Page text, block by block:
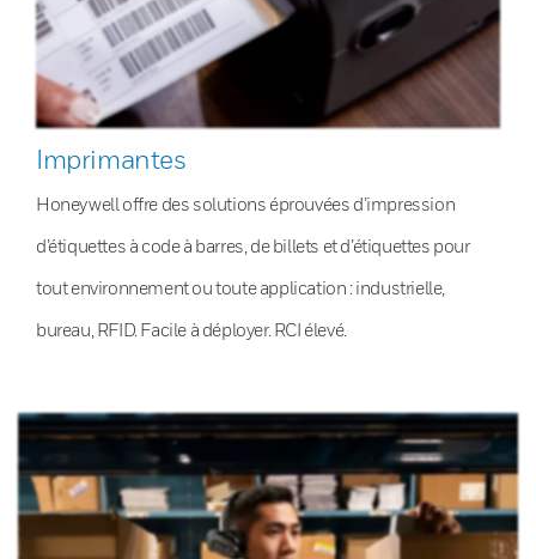
Imprimantes
Honeywell offre des solutions éprouvées d’impression
d’étiquettes à code à barres, de billets et d’étiquettes pour
tout environnement ou toute application : industrielle,
bureau, RFID. Facile à déployer. RCI élevé.